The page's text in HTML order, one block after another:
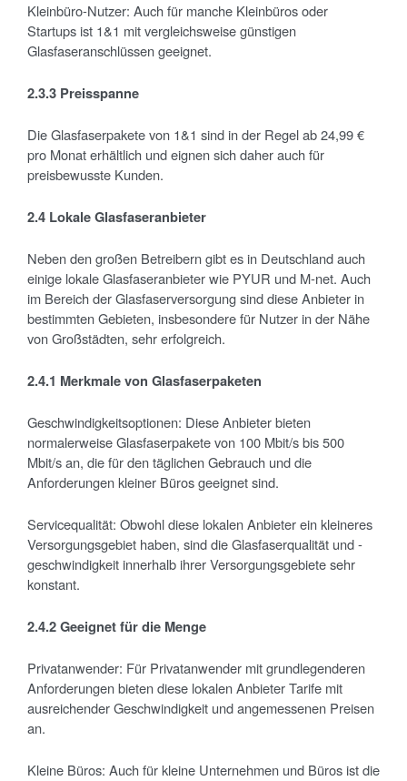
Kleinbüro-Nutzer: Auch für manche Kleinbüros oder
Startups ist 1&1 mit vergleichsweise günstigen
Glasfaseranschlüssen geeignet.
2.3.3 Preisspanne
Die Glasfaserpakete von 1&1 sind in der Regel ab 24,99 €
pro Monat erhältlich und eignen sich daher auch für
preisbewusste Kunden.
2.4 Lokale Glasfaseranbieter
Neben den großen Betreibern gibt es in Deutschland auch
einige lokale Glasfaseranbieter wie PYUR und M-net. Auch
im Bereich der Glasfaserversorgung sind diese Anbieter in
bestimmten Gebieten, insbesondere für Nutzer in der Nähe
von Großstädten, sehr erfolgreich.
2.4.1 Merkmale von Glasfaserpaketen
Geschwindigkeitsoptionen: Diese Anbieter bieten
normalerweise Glasfaserpakete von 100 Mbit/s bis 500
Mbit/s an, die für den täglichen Gebrauch und die
Anforderungen kleiner Büros geeignet sind.
Servicequalität: Obwohl diese lokalen Anbieter ein kleineres
Versorgungsgebiet haben, sind die Glasfaserqualität und -
geschwindigkeit innerhalb ihrer Versorgungsgebiete sehr
konstant.
2.4.2 Geeignet für die Menge
Privatanwender: Für Privatanwender mit grundlegenderen
Anforderungen bieten diese lokalen Anbieter Tarife mit
ausreichender Geschwindigkeit und angemessenen Preisen
an.
Kleine Büros: Auch für kleine Unternehmen und Büros ist die